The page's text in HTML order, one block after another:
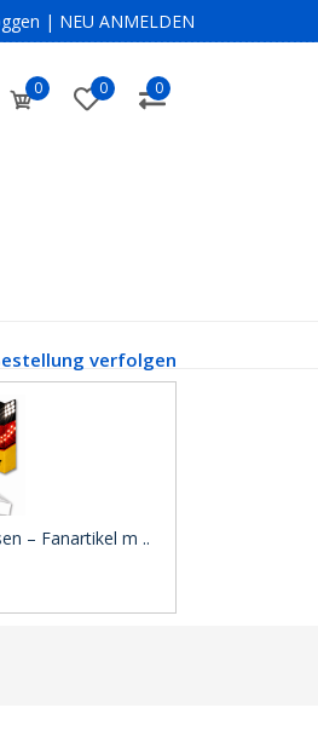
| NEU ANMELDEN
0 0 0
verfolgen
– Fanartikel m ..